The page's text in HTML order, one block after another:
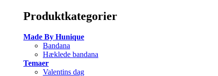
Produktkategorier
Made By Hunique
Bandana
Hæklede bandana
Temaer
Valentins dag